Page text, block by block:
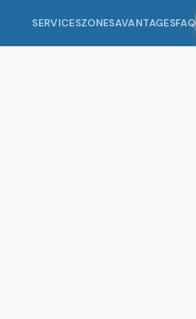
SERVICESZONESAVANTAGESFAQ